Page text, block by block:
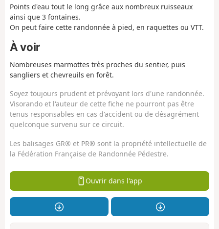
Points d'eau tout le long grâce aux nombreux ruisseaux
ainsi que 3 fontaines.
On peut faire cette randonnée à pied, en raquettes ou VTT.
À voir
Nombreuses marmottes très proches du sentier, puis
sangliers et chevreuils en forêt.
Soyez toujours prudent et prévoyant lors d'une randonnée.
Visorando et l'auteur de cette fiche ne pourront pas être
tenus responsables en cas d'accident ou de désagrément
quelconque survenu sur ce circuit.
Les balisages GR® et PR® sont la propriété intellectuelle de
la Fédération Française de Randonnée Pédestre.
Ouvrir dans l'app